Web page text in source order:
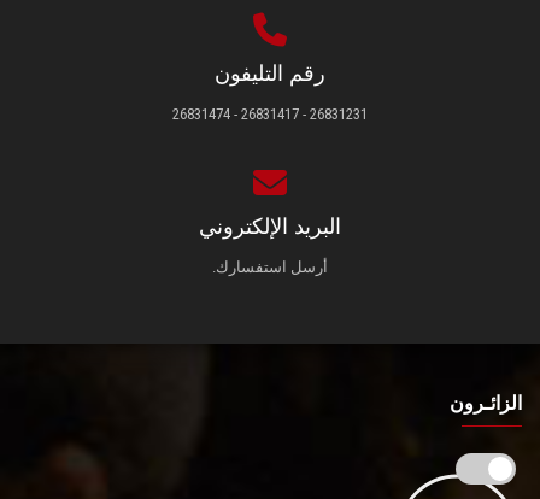
رقم التليفون
26831231 - 26831417 - 26831474
البريد الإلكتروني
أرسل استفسارك.
الزائـرون